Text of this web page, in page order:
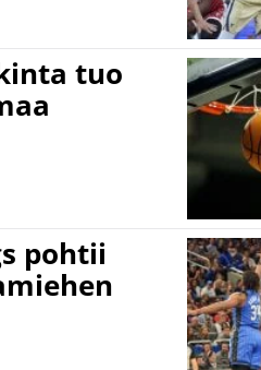
tuo
pohtii